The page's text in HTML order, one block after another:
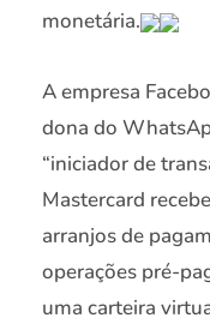
monetária.
A empresa
dona do
“iniciador de
Mastercard
arranjos de
operações pré-
uma carteira